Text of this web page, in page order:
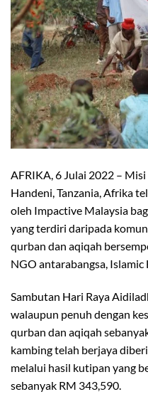
AFRIKA, 6 Julai 2022 –
Handeni, Tanzania, Afrika
oleh Impactive Malaysia
yang terdiri daripada
qurban dan aqiqah
NGO antarabangsa, Islamic
Sambutan Hari Raya
walaupun penuh dengan
qurban dan aqiqah
kambing telah berjaya
melalui hasil kutipan yang
sebanyak RM 343,590.